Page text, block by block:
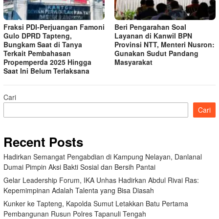
Fraksi PDI-Perjuangan Famoni
Gulo DPRD Tapteng,
Bungkam Saat di Tanya
Terkait Pembahasan
Propemperda 2025 Hingga
Saat Ini Belum Terlaksana
Beri Pengarahan Soal
Layanan di Kanwil BPN
Provinsi NTT, Menteri Nusron:
Gunakan Sudut Pandang
Masyarakat
Cari
Cari
Recent Posts
Hadirkan Semangat Pengabdian di Kampung Nelayan, Danlanal
Dumai Pimpin Aksi Bakti Sosial dan Bersih Pantai
Gelar Leadership Forum, IKA Unhas Hadirkan Abdul Rivai Ras:
Kepemimpinan Adalah Talenta yang Bisa Diasah
Kunker ke Tapteng, Kapolda Sumut Letakkan Batu Pertama
Pembangunan Rusun Polres Tapanuli Tengah